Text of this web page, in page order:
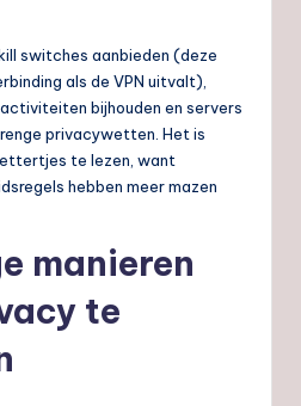
switches aanbieden (deze
als de VPN uitvalt),
bijhouden en servers
privacywetten. Het is
te lezen, want
hebben meer mazen
manieren
te